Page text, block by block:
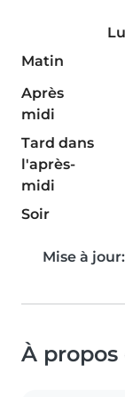
Matin
Après
midi
Tard dans
l'après-
midi
Soir
Mise à jour:
À propos